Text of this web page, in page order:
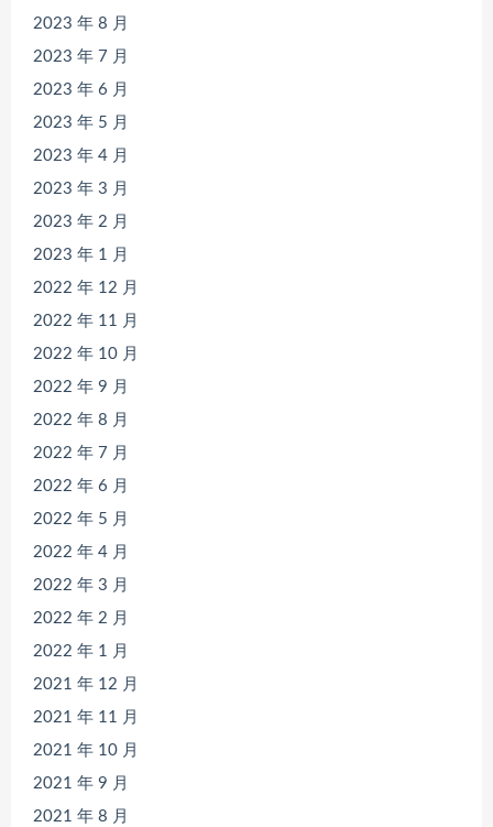
2023 年 8 月
2023 年 7 月
2023 年 6 月
2023 年 5 月
2023 年 4 月
2023 年 3 月
2023 年 2 月
2023 年 1 月
2022 年 12 月
2022 年 11 月
2022 年 10 月
2022 年 9 月
2022 年 8 月
2022 年 7 月
2022 年 6 月
2022 年 5 月
2022 年 4 月
2022 年 3 月
2022 年 2 月
2022 年 1 月
2021 年 12 月
2021 年 11 月
2021 年 10 月
2021 年 9 月
2021 年 8 月